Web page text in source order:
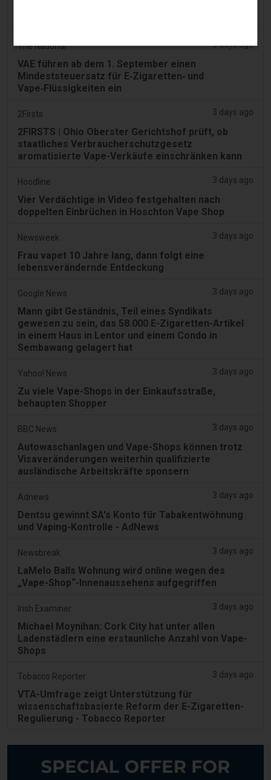
The National 3 days ago
VAE führen ab dem 1. September einen
Mindeststeuersatz für E‑Zigaretten‑ und
Vape‑Flüssigkeiten ein
2Firsts 3 days ago
2FIRSTS | Ohio Oberster Gerichtshof prüft, ob
staatliches Verbraucherschutzgesetz
aromatisierte Vape-Verkäufe einschränken kann
Hoodline 3 days ago
Vier Verdächtige in Video festgehalten nach
doppelten Einbrüchen in Hoschton Vape Shop
Newsweek 3 days ago
Frau vapet 10 Jahre lang, dann folgt eine
lebensverändernde Entdeckung
Google News 3 days ago
Mann gibt Geständnis, Teil eines Syndikats
gewesen zu sein, das 58.000 E-Zigaretten-Artikel
in einem Haus in Lentor und einem Condo in
Sembawang gelagert hat
Yahoo! News 3 days ago
Zu viele Vape-Shops in der Einkaufsstraße,
behaupten Shopper
BBC News 3 days ago
Autowaschanlagen und Vape-Shops können trotz
Visaveränderungen weiterhin qualifizierte
ausländische Arbeitskräfte sponsern
Adnews 3 days ago
Dentsu gewinnt SA's Konto für Tabakentwöhnung
und Vaping-Kontrolle - AdNews
Newsbreak 3 days ago
LaMelo Balls Wohnung wird online wegen des
„Vape-Shop“-Innenaussehens aufgegriffen
Irish Examiner 3 days ago
Michael Moynihan: Cork City hat unter allen
Ladenstädlern eine erstaunliche Anzahl von Vape-
Shops
Tobacco Reporter 3 days ago
VTA-Umfrage zeigt Unterstützung für
wissenschaftsbasierte Reform der E-Zigaretten-
Regulierung - Tobacco Reporter